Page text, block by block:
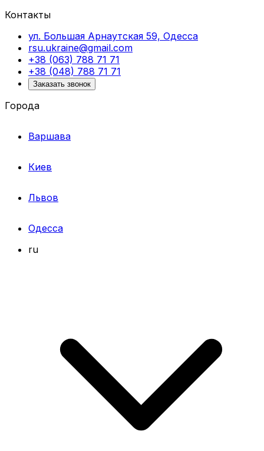
Контакты
ул. Большая Арнаутская 59, Одесса
rsu.ukraine@gmail.com
+38 (063) 788 71 71
+38 (048) 788 71 71
Заказать звонок
Города
Варшава
Киев
Львов
Одесса
ru